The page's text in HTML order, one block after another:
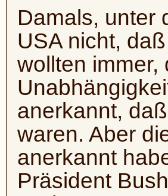
Damals, unter
USA nicht,
wollten
anerkannt,
waren. Aber
anerkannt
Präsident